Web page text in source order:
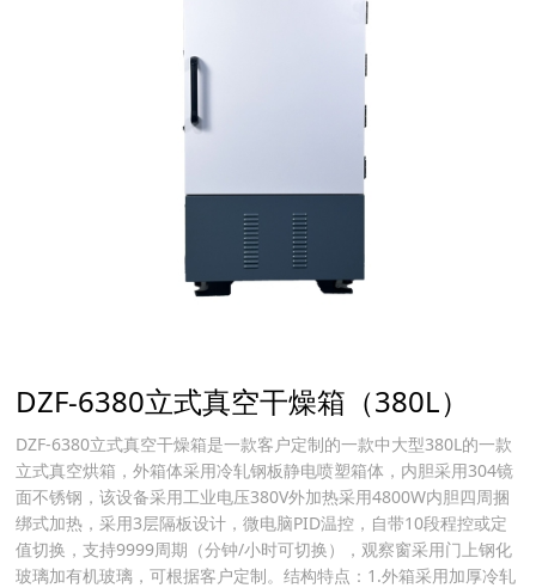
DZF-6380立式真空干燥箱（380L）
DZF-6380立式真空干燥箱是一款客户定制的一款中大型380L的一款
立式真空烘箱，外箱体采用冷轧钢板静电喷塑箱体，内胆采用304镜
面不锈钢，该设备采用工业电压380V外加热采用4800W内胆四周捆
绑式加热，采用3层隔板设计，微电脑PID温控，自带10段程控或定
值切换，支持9999周期（分钟/小时可切换），观察窗采用门上钢化
玻璃加有机玻璃，可根据客户定制。结构特点：1.外箱采用加厚冷轧